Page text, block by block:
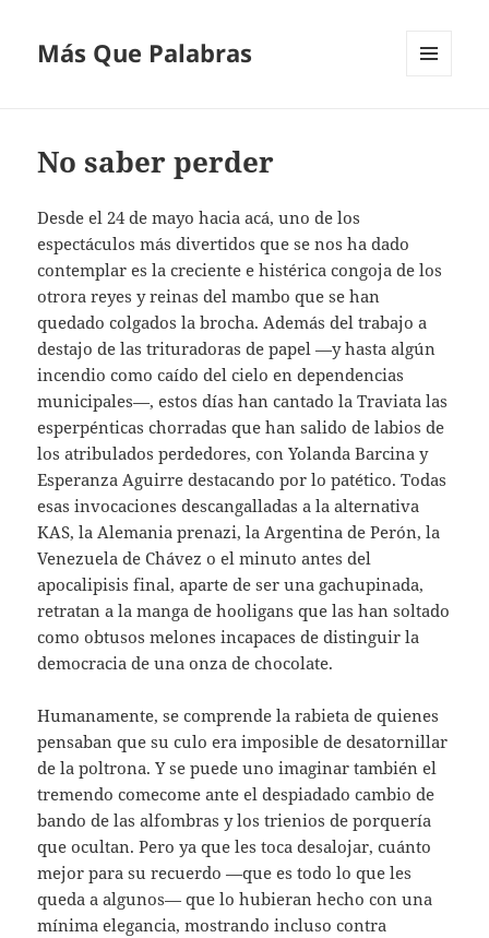
Más Que Palabras
No saber perder
Desde el 24 de mayo hacia acá, uno de los
espectáculos más divertidos que se nos ha dado
contemplar es la creciente e histérica congoja de los
otrora reyes y reinas del mambo que se han
quedado colgados la brocha. Además del trabajo a
destajo de las trituradoras de papel —y hasta algún
incendio como caído del cielo en dependencias
municipales—, estos días han cantado la Traviata las
esperpénticas chorradas que han salido de labios de
los atribulados perdedores, con Yolanda Barcina y
Esperanza Aguirre destacando por lo patético. Todas
esas invocaciones descangalladas a la alternativa
KAS, la Alemania prenazi, la Argentina de Perón, la
Venezuela de Chávez o el minuto antes del
apocalipisis final, aparte de ser una gachupinada,
retratan a la manga de hooligans que las han soltado
como obtusos melones incapaces de distinguir la
democracia de una onza de chocolate.
Humanamente, se comprende la rabieta de quienes
pensaban que su culo era imposible de desatornillar
de la poltrona. Y se puede uno imaginar también el
tremendo comecome ante el despiadado cambio de
bando de las alfombras y los trienios de porquería
que ocultan. Pero ya que les toca desalojar, cuánto
mejor para su recuerdo —que es todo lo que les
queda a algunos— que lo hubieran hecho con una
mínima elegancia, mostrando incluso contra